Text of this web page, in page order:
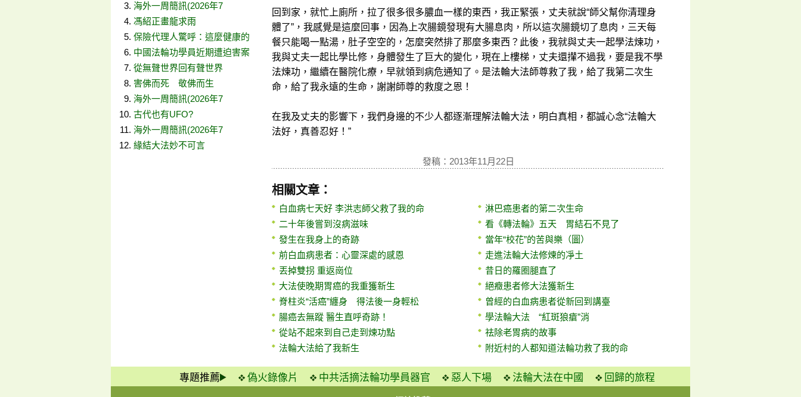
海外一周簡訊(2026年7
馮紹正畫龍求雨
保險代理人驚呼：這麼健康的
中國法輪功學員近期遭迫害案
從無聲世界回有聲世界
害佛而死 敬佛而生
海外一周簡訊(2026年7
古代也有UFO?
海外一周簡訊(2026年7
緣結大法妙不可言
回到家，就忙上廁所，拉了很多很多膿血一樣的東西，我正緊張，丈夫就說“師父幫你清理身
體了”，我感覺是這麼回事，因為上次腸鏡發現有大腸息肉，所以這次腸鏡切了息肉，三天每
餐只能喝一點湯，肚子空空的，怎麼突然排了那麼多東西？此後，我就與丈夫一起學法煉功，
我與丈夫一起比學比修，身體發生了巨大的變化，現在上樓梯，丈夫還攆不過我，要是我不學
法煉功，繼續在醫院化療，早就領到病危通知了。是法輪大法師尊救了我，給了我第二次生
命，給了我永遠的生命，謝謝師尊的救度之恩！
在我及丈夫的影響下，我們身邊的不少人都逐漸理解法輪大法，明白真相，都誠心念“法輪大
法好，真善忍好！”
發稿：2013年11月22日
相關文章：
白血病七天好 李洪志師父救了我的命
二十年後嘗到沒病滋味
發生在我身上的奇跡
前白血病患者：心靈深處的感恩
丟掉雙拐 重返崗位
大法使晚期胃癌的我重獲新生
脊柱炎“活癌”纏身 得法後一身輕松
腸癌去無蹤 醫生直呼奇跡！
從站不起來到自己走到煉功點
法輪大法給了我新生
淋巴癌患者的第二次生命
看《轉法輪》五天 胃結石不見了
當年“校花”的苦與樂（圖）
走進法輪大法修煉的凈土
昔日的羅圈腿直了
絕癥患者修大法獲新生
曾經的白血病患者從新回到講臺
學法輪大法 “紅斑狼瘡”消
祛除老胃病的故事
附近村的人都知道法輪功救了我的命
專題推薦 偽火錄像片 中共活摘法輪功學員器官 惡人下場 法輪大法在中國 回歸的旅程